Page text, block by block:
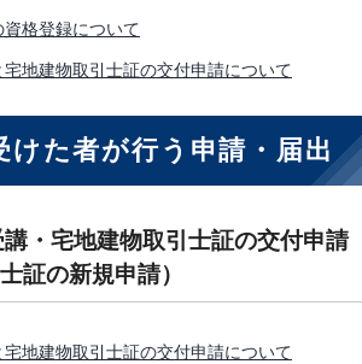
格登録について
地建物取引士証の交付申請について
けた者が行う申請・届出
・宅地建物取引士証の交付申請
証の新規申請）
地建物取引士証の交付申請について